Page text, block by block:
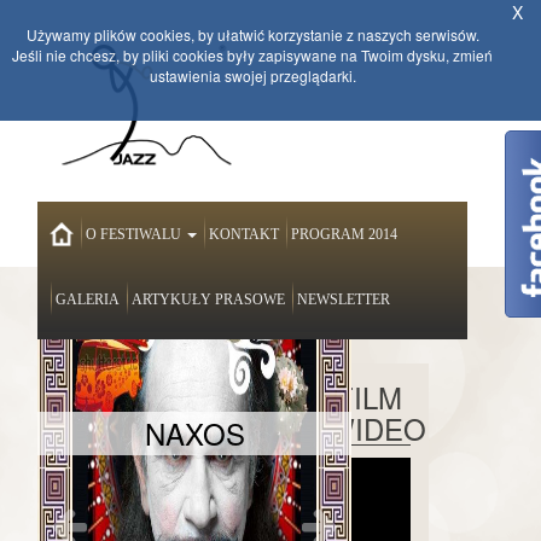
HOMEO FESTIWALU KONTAKT PROGRAM 2014
GALERIA ARTYKUŁY PRASOWE NEWSLETTER
NAXOS HANKA
AKTUALNOŚCI
XI
Edycja
Wiosny
Jazzowej...
FILM
WIDEO
Używamy plików cookies, by ułatwić korzystanie z naszych serwisów.
Jeśli nie chcesz, by pliki cookies były zapisywane na Twoim dysku, zmień
ustawienia swojej przeglądarki.
X